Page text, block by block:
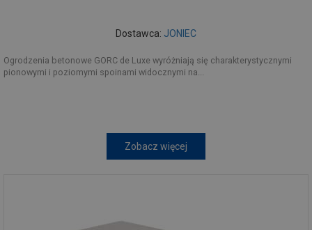
Dostawca: JONIEC
Ogrodzenia betonowe GORC de Luxe wyróżniają się charakterystycznymi
pionowymi i poziomymi spoinami widocznymi na...
Zobacz więcej